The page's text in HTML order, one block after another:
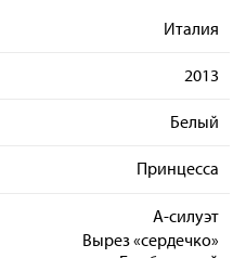
Италия
2013
Белый
Принцесса
А-силуэт
Вырез «сердечко»